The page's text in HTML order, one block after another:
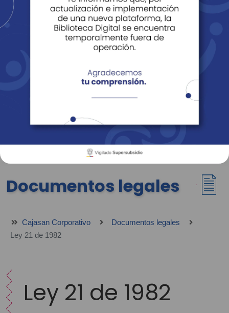
Revista Fácil Vivir
Sedes Directorio Servicios En Línea
Documentos legales
Cajasan Corporativo
Documentos legales
Ley 21 de 1982
Ley 21 de 1982